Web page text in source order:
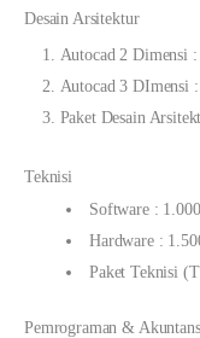
Desain Arsitektur
Autocad 2 Dimensi
Autocad 3 DImensi
Paket Desain
Teknisi
Software :
Hardware :
Paket Teknisi
Pemrograman &